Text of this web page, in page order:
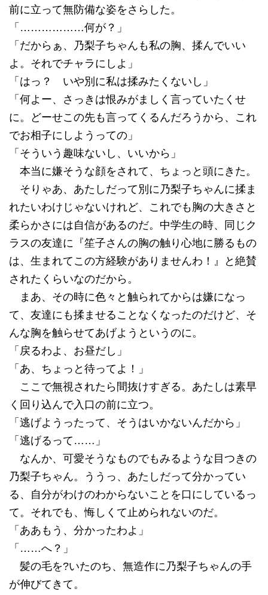
前に立って無防備な姿をさらした。
「………………何が？」
「だからぁ、乃梨子ちゃんも私の胸、揉んでいい
よ。それでチャラにしよ」
「はっ？ いや別に私は揉みたくないし」
「何よー、さっきは恨みがましく言っていたくせ
に。どーせこの先も言ってくるんだろうから、これ
でお相子にしようっての」
「そういう趣味ないし、いいから」
本当に嫌そうな顔をされて、ちょっと頭にきた。
そりゃあ、あたしだって別に乃梨子ちゃんに揉ま
れたいわけじゃないけれど、これでも胸の大きさと
柔らかさには自信があるのだ。中学生の時、同じク
ラスの友達に『笙子さんの胸の触り心地に勝るもの
は、生まれてこの方経験がありませんわ！』と絶賛
されたくらいなのだから。
まあ、その時に色々と触られてからは嫌になっ
て、友達にも揉ませることなくなったのだけど、そ
んな胸を触らせてあげようというのに。
「戻るわよ、お昼だし」
「あ、ちょっと待ってよ！」
ここで無視されたら間抜けすぎる。あたしは素早
く回り込んで入口の前に立つ。
「逃げようったって、そうはいかないんだから」
「逃げるって……」
なんか、可愛そうなものでもみるような目つきの
乃梨子ちゃん。ううっ、あたしだって分かってい
る、自分がわけのわからないことを口にしているっ
て。それでも、悔しくて止められないのだ。
「ああもう、分かったわよ」
「……へ？」
髪の毛を?いたのち、無造作に乃梨子ちゃんの手
が伸びてきて。